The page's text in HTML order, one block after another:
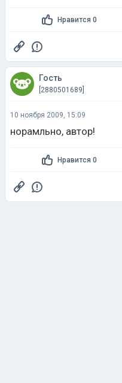
Нравится 0
Гость
[2880501689]
10 ноября 2009, 15:09
норамльно, автор!
Нравится 0